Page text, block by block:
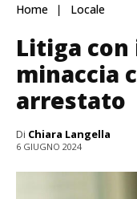
Home Locale
Litiga
minaccia
arrestato
Di Chiara Langella
6 GIUGNO 2024